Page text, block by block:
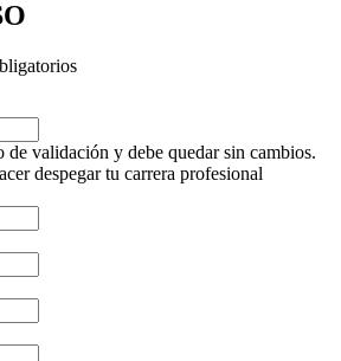
de validación y debe quedar sin cambios.
despegar tu carrera profesional